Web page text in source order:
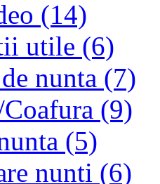
(14)
utile (6)
nunta (7)
(9)
(5)
nunti (6)